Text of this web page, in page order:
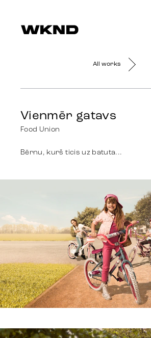
All works
Vienmēr gatavs
Food Union
Bērnu, kurš ticis uz batuta...